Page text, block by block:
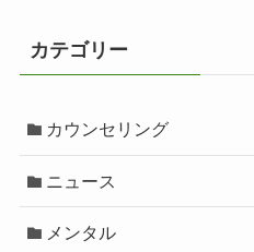
ブ
カテゴリー
カウンセリング
ニュース
メンタル